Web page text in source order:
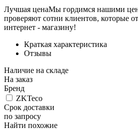
Лучшая ценаМы гордимся нашими
проверяют сотни клиентов, которые
интернет - магазину!
Краткая характеристика
Отзывы
Наличие на складе
На заказ
Бренд
ZKTeco
Срок доставки
по запросу
Найти похожие